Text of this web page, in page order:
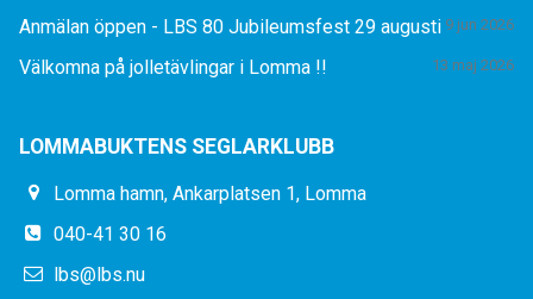
Anmälan öppen - LBS 80 Jubileumsfest 29 augusti 9 jun 2026
Välkomna på jolletävlingar i Lomma !! 13 maj 2026
LOMMABUKTENS SEGLARKLUBB
Lomma hamn, Ankarplatsen 1, Lomma
040-41 30 16
lbs@lbs.nu